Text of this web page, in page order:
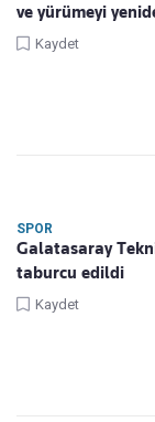
ve yürümeyi
Kaydet
SPOR
Galatasaray
taburcu edildi
Kaydet